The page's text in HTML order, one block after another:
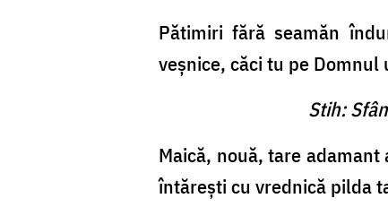
Pătimiri fără seamăn
veșnice, căci tu pe Domnul
Stih:
Maică, nouă, tare
întărești cu vrednică pilda